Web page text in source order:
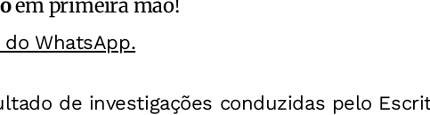
em primeira mão!
WhatsApp.
de investigações conduzidas pelo